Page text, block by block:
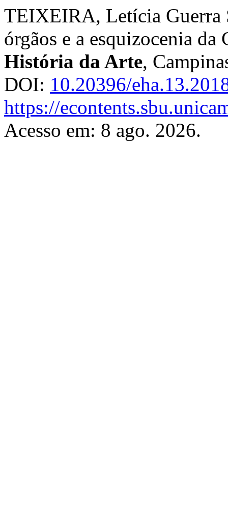
TEIXEIRA, Letícia Guerra
órgãos e a esquizocenia
História da Arte,
DOI: 10.20396/
https://
Acesso em: 8 ago. 2026.